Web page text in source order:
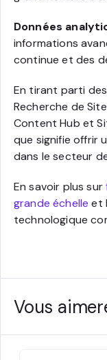
Données
informations
continue et des
En tirant parti
Recherche de
Content Hub et
que signifie offrir
dans le secteur
En savoir plus sur
grande échelle et
technologique
Vous